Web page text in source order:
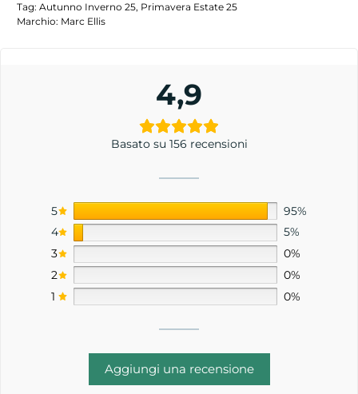
Tag: Autunno Inverno 25, Primavera Estate 25
Marchio: Marc Ellis
4,9
Basato su 156 recensioni
5
95%
4
5%
3
0%
2
0%
1
0%
Aggiungi una recensione